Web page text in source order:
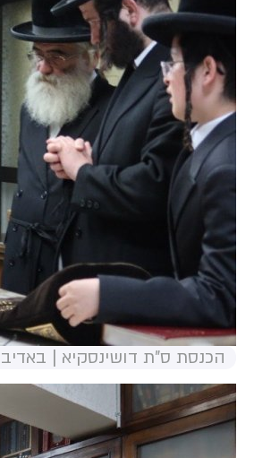
הכנסת ס"ת דושינסקיא |